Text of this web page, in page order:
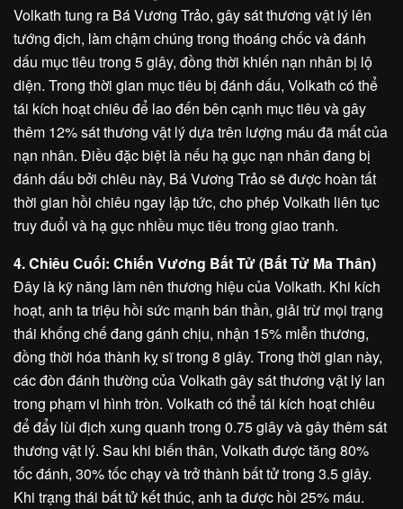
Volkath tung ra Bá Vương Trảo, gây sát thương vật lý lên
tướng địch, làm chậm chúng trong thoáng chốc và đánh
dấu mục tiêu trong 5 giây, đồng thời khiến nạn nhân bị lộ
diện. Trong thời gian mục tiêu bị đánh dấu, Volkath có thể
tái kích hoạt chiêu để lao đến bên cạnh mục tiêu và gây
thêm 12% sát thương vật lý dựa trên lượng máu đã mất của
nạn nhân. Điều đặc biệt là nếu hạ gục nạn nhân đang bị
đánh dấu bởi chiêu này, Bá Vương Trảo sẽ được hoàn tất
thời gian hồi chiêu ngay lập tức, cho phép Volkath liên tục
truy đuổi và hạ gục nhiều mục tiêu trong giao tranh.
4. Chiêu Cuối: Chiến Vương Bất Tử (Bất Tử Ma Thân)
Đây là kỹ năng làm nên thương hiệu của Volkath. Khi kích
hoạt, anh ta triệu hồi sức mạnh bán thần, giải trừ mọi trạng
thái khống chế đang gánh chịu, nhận 15% miễn thương,
đồng thời hóa thành kỵ sĩ trong 8 giây. Trong thời gian này,
các đòn đánh thường của Volkath gây sát thương vật lý lan
trong phạm vi hình tròn. Volkath có thể tái kích hoạt chiêu
để đẩy lùi địch xung quanh trong 0.75 giây và gây thêm sát
thương vật lý. Sau khi biến thân, Volkath được tăng 80%
tốc đánh, 30% tốc chạy và trở thành bất tử trong 3.5 giây.
Khi trạng thái bất tử kết thúc, anh ta được hồi 25% máu.